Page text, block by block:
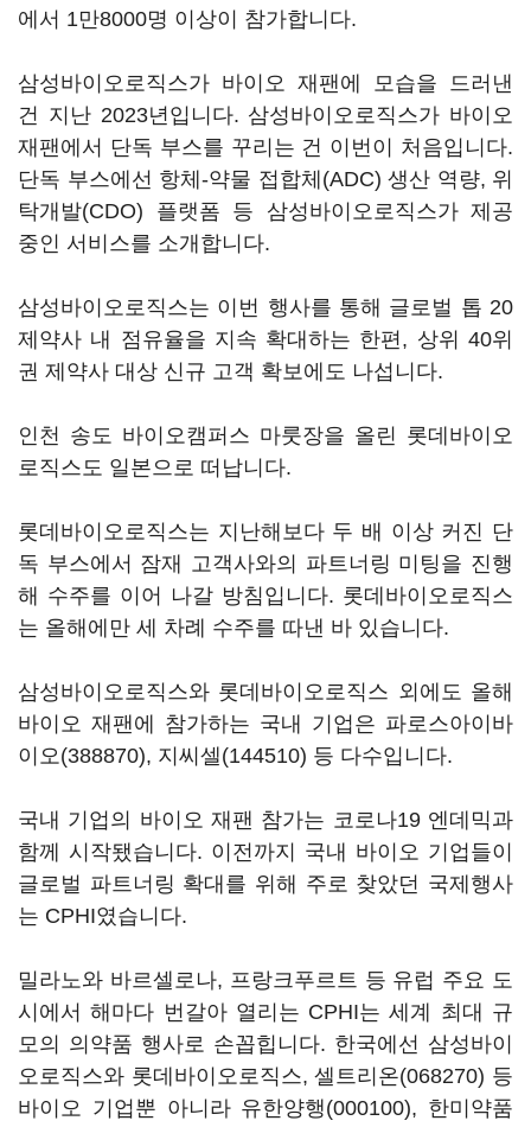
에서 1만8000명 이상이 참가합니다.
삼성바이오로직스가 바이오 재팬에 모습을 드러낸
건 지난 2023년입니다. 삼성바이오로직스가 바이오
재팬에서 단독 부스를 꾸리는 건 이번이 처음입니다.
단독 부스에선 항체-약물 접합체(ADC) 생산 역량, 위
탁개발(CDO) 플랫폼 등 삼성바이오로직스가 제공
중인 서비스를 소개합니다.
삼성바이오로직스는 이번 행사를 통해 글로벌 톱 20
제약사 내 점유율을 지속 확대하는 한편, 상위 40위
권 제약사 대상 신규 고객 확보에도 나섭니다.
인천 송도 바이오캠퍼스 마룻장을 올린 롯데바이오
로직스도 일본으로 떠납니다.
롯데바이오로직스는 지난해보다 두 배 이상 커진 단
독 부스에서 잠재 고객사와의 파트너링 미팅을 진행
해 수주를 이어 나갈 방침입니다. 롯데바이오로직스
는 올해에만 세 차례 수주를 따낸 바 있습니다.
삼성바이오로직스와 롯데바이오로직스 외에도 올해
바이오 재팬에 참가하는 국내 기업은 파로스아이바
이오(388870), 지씨셀(144510) 등 다수입니다.
국내 기업의 바이오 재팬 참가는 코로나19 엔데믹과
함께 시작됐습니다. 이전까지 국내 바이오 기업들이
글로벌 파트너링 확대를 위해 주로 찾았던 국제행사
는 CPHI였습니다.
밀라노와 바르셀로나, 프랑크푸르트 등 유럽 주요 도
시에서 해마다 번갈아 열리는 CPHI는 세계 최대 규
모의 의약품 행사로 손꼽힙니다. 한국에선 삼성바이
오로직스와 롯데바이오로직스,셀트리온(068270) 등
바이오 기업뿐 아니라 유한양행(000100), 한미약품